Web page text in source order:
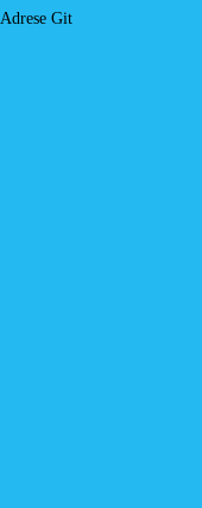
Adrese Git